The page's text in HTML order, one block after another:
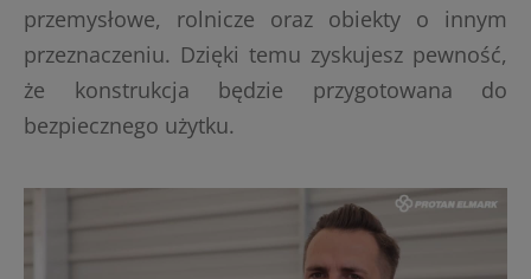
przemysłowe, rolnicze oraz obiekty o innym
przeznaczeniu. Dzięki temu zyskujesz pewność,
że konstrukcja będzie przygotowana do
bezpiecznego użytku.